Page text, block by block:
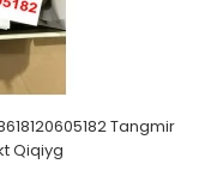
Tangmir
Qiqiyg